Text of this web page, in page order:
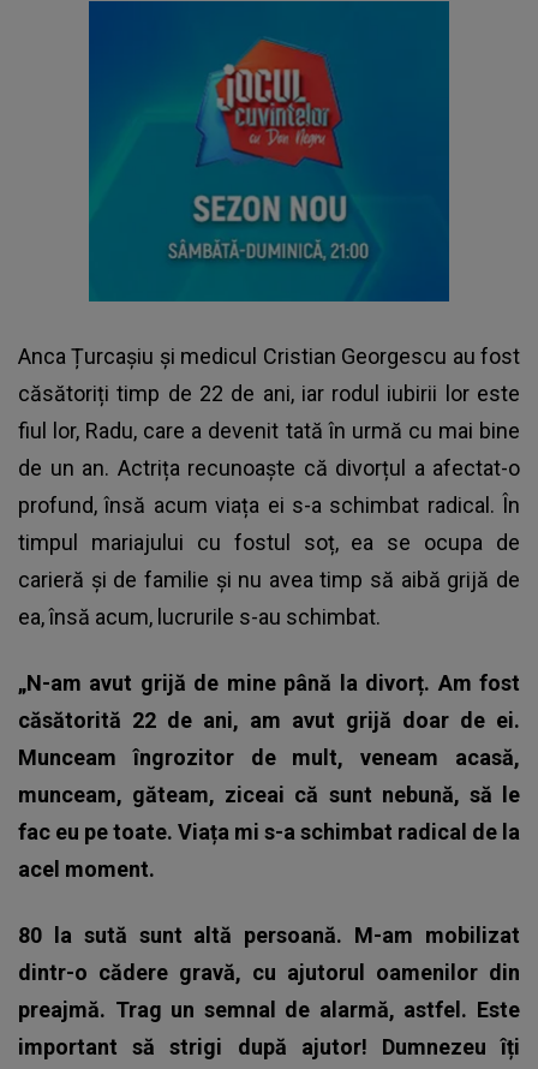
Anca Țurcașiu și medicul Cristian Georgescu au fost
căsătoriți timp de 22 de ani, iar rodul iubirii lor este
fiul lor, Radu, care a devenit tată în urmă cu mai bine
de un an. Actrița recunoaște că divorțul a afectat-o
profund, însă acum viața ei s-a schimbat radical. În
timpul mariajului cu fostul soț, ea se ocupa de
carieră și de familie și nu avea timp să aibă grijă de
ea, însă acum, lucrurile s-au schimbat.
„N-am avut grijă de mine până la divorț. Am fost
căsătorită 22 de ani, am avut grijă doar de ei.
Munceam îngrozitor de mult, veneam acasă,
munceam, găteam, ziceai că sunt nebună, să le
fac eu pe toate. Viața mi s-a schimbat radical de la
acel moment.
80 la sută sunt altă persoană. M-am mobilizat
dintr-o cădere gravă, cu ajutorul oamenilor din
preajmă. Trag un semnal de alarmă, astfel. Este
important să strigi după ajutor! Dumnezeu îți